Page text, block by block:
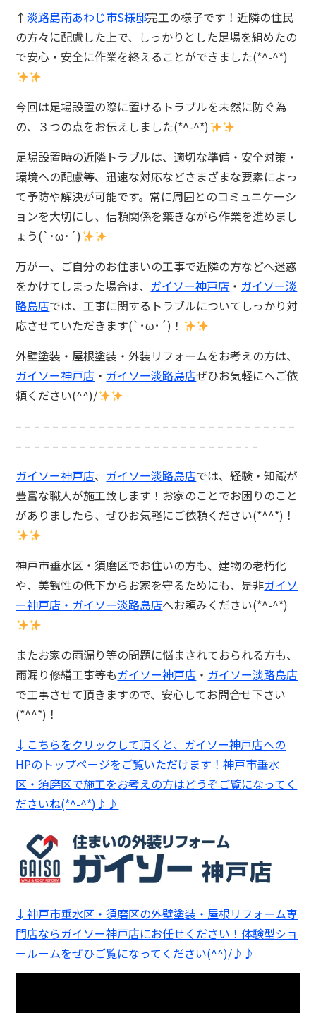
↑淡路島南あわじ市S様邸完工の様子です！近隣の住民
の方々に配慮した上で、しっかりとした足場を組めたの
で安心・安全に作業を終えることができました(*^-^*)
今回は足場設置の際に置けるトラブルを未然に防ぐ為
の、３つの点をお伝えしました(*^-^*)
足場設置時の近隣トラブルは、適切な準備・安全対策・
環境への配慮等、迅速な対応などさまざまな要素によっ
て予防や解決が可能です。常に周囲とのコミュニケーシ
ョンを大切にし、信頼関係を築きながら作業を進めまし
ょう(`･ω･´)
万が一、ご自分のお住まいの工事で近隣の方などへ迷惑
をかけてしまった場合は、 ガイソー神戸店 ・ ガイソー淡
路島店では、工事に関するトラブルについてしっかり対
応させていただきます(`･ω･´)！
外壁塗装・屋根塗装・外装リフォームをお考えの方は、
ガイソー神戸店 ・ ガイソー淡路島店ぜひお気軽にへご依
頼ください(^^)/
– – – – – – – – – – – – – – – – – – – – – – – – – – – – ⁡- – –
– – – – – – – – – – – – – – – – – – – – – – – – – ⁡- –
ガイソー神戸店、 ガイソー淡路島店では、経験・知識が
豊富な職人が施工致します！お家のことでお困りのこと
がありましたら、ぜひお気軽にご依頼ください(*^^*)！
神戸市垂水区・須磨区でお住いの方も、建物の老朽化
や、美観性の低下からお家を守るためにも、是非ガイソ
ー神戸店・ ガイソー淡路島店へお頼みください(*^-^*)
またお家の雨漏り等の問題に悩まされておられる方も、
雨漏り修繕工事等もガイソー神戸店 ・ ガイソー淡路島店
で工事させて頂きますので、安心してお問合せ下さい
(*^^*)！
↓こちらをクリックして頂くと、ガイソー神戸店への
HPのトップページをご覧いただけます！神戸市垂水
区・須磨区で施工をお考えの方はどうぞご覧になってく
ださいね(*^-^*)♪♪
↓神戸市垂水区・須磨区の外壁塗装・屋根リフォーム専
門店ならガイソー神戸店にお任せください！体験型ショ
ールームをぜひご覧になってください(^^)/♪♪